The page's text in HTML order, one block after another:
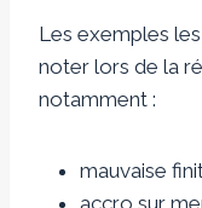
Les exemples
noter lors de la
notamment :
mauvaise
accro sur